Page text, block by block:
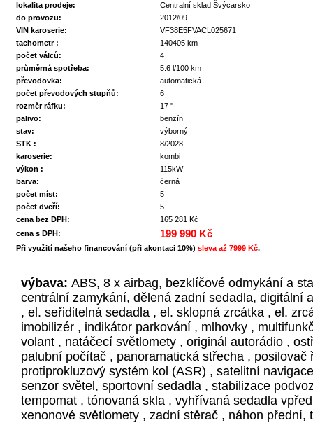
lokalita prodeje:
Centralní sklad Švýcarsko
do provozu:
2012/09
VIN karoserie:
VF38E5FVACL025671
tachometr :
140405 km
počet válců:
4
průměrná spotřeba:
5.6 l/100 km
převodovka:
automatická
počet převodových stupňů:
6
rozměr ráfku:
17 ''
palivo:
benzín
stav:
výborný
STK :
8/2028
karoserie:
kombi
výkon :
115kW
barva:
černá
počet míst:
5
počet dveří:
5
cena bez DPH:
165 281 Kč
cena s DPH:
199 990 Kč
Při využití našeho financování (při akontaci 10%) sleva až 7999 Kč.
výbava: ABS, 8 x airbag, bezklíčové odmykání a
centrální zamykání, dělená zadní sedadla, digitální
, el. seřiditelná sedadla , el. sklopná zrcátka , el.
imobilizér , indikátor parkování , mlhovky ,
volant , natáčecí světlomety , originál autorádio ,
palubní počítač , panoramatická střecha , posilovač
protiprokluzový systém kol (ASR) , satelitní
senzor světel, sportovní sedadla , stabilizace
tempomat , tónovaná skla , vyhřívaná sedadla
xenonové světlomety , zadní stěrač , náhon přední,